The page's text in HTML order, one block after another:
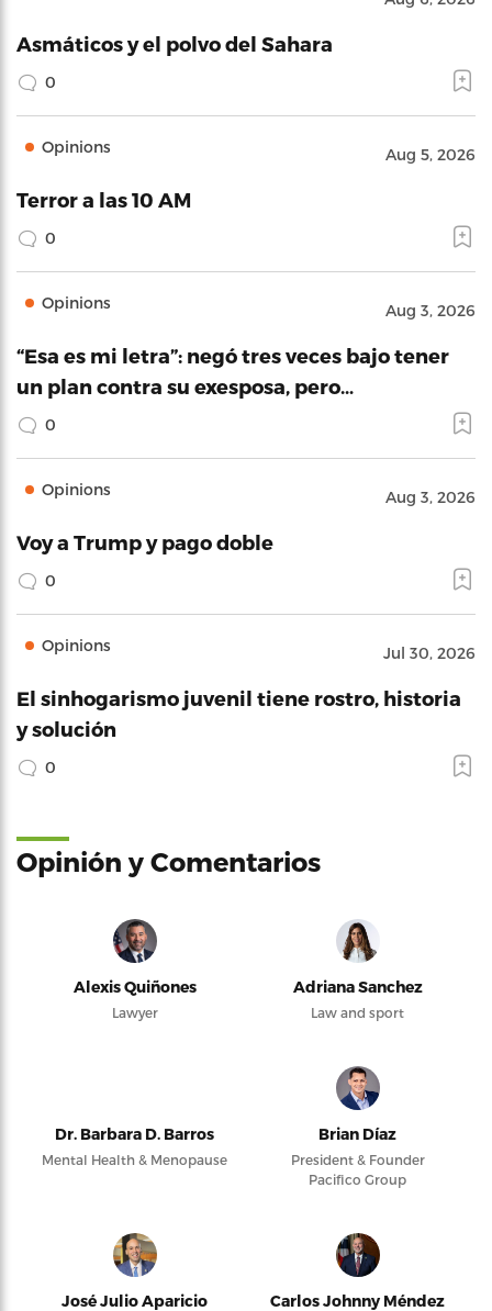
Asmáticos y el polvo del Sahara
0
Opinions Aug 5, 2026
Terror a las 10 AM
0
Opinions Aug 3, 2026
“Esa es mi letra”: negó tres veces bajo tener
un plan contra su exesposa, pero…
0
Opinions Aug 3, 2026
Voy a Trump y pago doble
0
Opinions Jul 30, 2026
El sinhogarismo juvenil tiene rostro, historia
y solución
0
Opinión y Comentarios
Alexis Quiñones
Lawyer
Adriana Sanchez
Law and sport
Dr. Barbara D. Barros
Mental Health & Menopause
Brian Díaz
President & Founder
Pacifico Group
José Julio Aparicio
Carlos Johnny Méndez